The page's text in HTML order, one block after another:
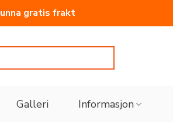
unna gratis frakt
Galleri Informasjon